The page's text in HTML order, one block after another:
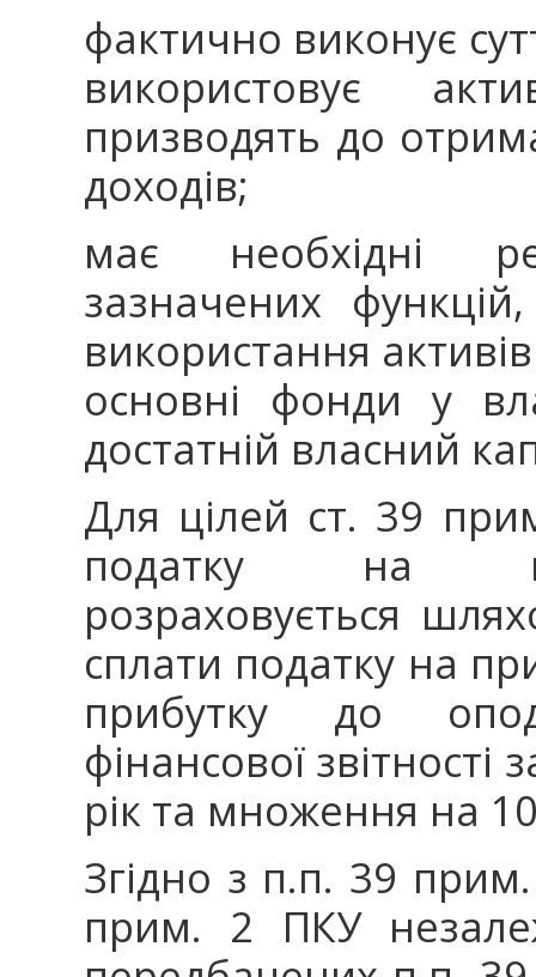
фактично виконує
використовує
призводять до
доходів;
має необхідні
зазначених
використання
основні фонди у
достатній власний
Для цілей ст. 39
податку на
розраховується
сплати податку на
прибутку до
фінансової
рік та множення на
Згідно з п.п. 39
прим. 2 ПКУ